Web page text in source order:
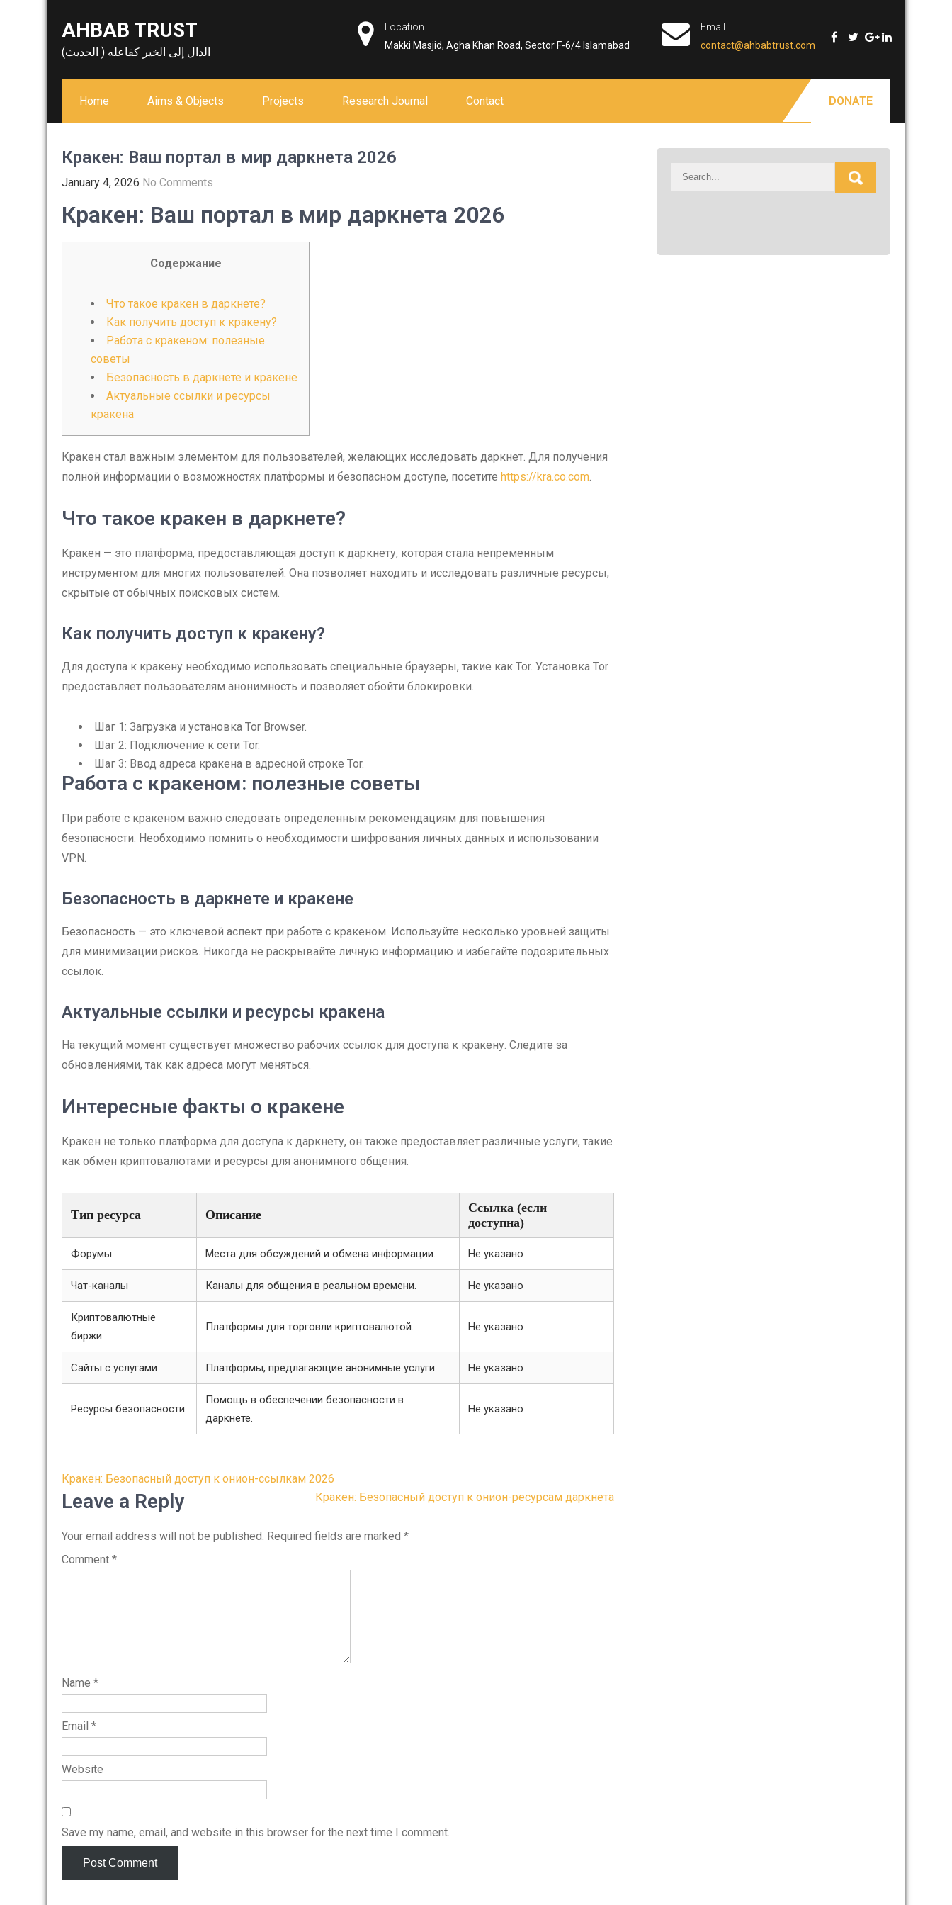
AHBAB TRUST
الدال إلى الخير كفاعله ( الحديث)
Location
Makki Masjid, Agha Khan Road, Sector F-6/4 Islamabad
Email
contact@ahbabtrust.com
Home Aims & Objects Projects Research Journal Contact DONATE
Кракен: Ваш портал в мир даркнета 2026
January 4, 2026 No Comments
Кракен: Ваш портал в мир даркнета 2026
Содержание
Что такое кракен в даркнете?
Как получить доступ к кракену?
Работа с кракеном: полезные
советы
Безопасность в даркнете и кракене
Актуальные ссылки и ресурсы
кракена
Кракен стал важным элементом для пользователей, желающих исследовать даркнет. Для получения
полной информации о возможностях платформы и безопасном доступе, посетите https://kra.co.com.
Что такое кракен в даркнете?
Кракен — это платформа, предоставляющая доступ к даркнету, которая стала непременным
инструментом для многих пользователей. Она позволяет находить и исследовать различные ресурсы,
скрытые от обычных поисковых систем.
Как получить доступ к кракену?
Для доступа к кракену необходимо использовать специальные браузеры, такие как Tor. Установка Tor
предоставляет пользователям анонимность и позволяет обойти блокировки.
Шаг 1: Загрузка и установка Tor Browser.
Шаг 2: Подключение к сети Tor.
Шаг 3: Ввод адреса кракена в адресной строке Tor.
Работа с кракеном: полезные советы
При работе с кракеном важно следовать определённым рекомендациям для повышения
безопасности. Необходимо помнить о необходимости шифрования личных данных и использовании
VPN.
Безопасность в даркнете и кракене
Безопасность — это ключевой аспект при работе с кракеном. Используйте несколько уровней защиты
для минимизации рисков. Никогда не раскрывайте личную информацию и избегайте подозрительных
ссылок.
Актуальные ссылки и ресурсы кракена
На текущий момент существует множество рабочих ссылок для доступа к кракену. Следите за
обновлениями, так как адреса могут меняться.
Интересные факты о кракене
Кракен не только платформа для доступа к даркнету, он также предоставляет различные услуги, такие
как обмен криптовалютами и ресурсы для анонимного общения.
Тип ресурса Описание
Ссылка (если
доступна)
Форумы Места для обсуждений и обмена информации. Не указано
Чат-каналы Каналы для общения в реальном времени. Не указано
Криптовалютные
биржи
Платформы для торговли криптовалютой. Не указано
Сайты с услугами Платформы, предлагающие анонимные услуги. Не указано
Ресурсы безопасности
Помощь в обеспечении безопасности в
даркнете.
Не указано
Post
navigation
Кракен: Безопасный доступ к онион-ссылкам 2026
Кракен: Безопасный доступ к онион-ресурсам даркнета
Leave a Reply
Your email address will not be published. Required fields are marked *
Comment *
Name *
Email *
Website
Save my name, email, and website in this browser for the next time I comment.